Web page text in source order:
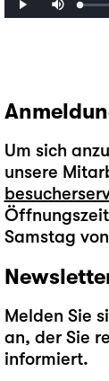
Play Progress
Um sich
unsere
Samstag
Melden Sie
an, der Sie
informiert.